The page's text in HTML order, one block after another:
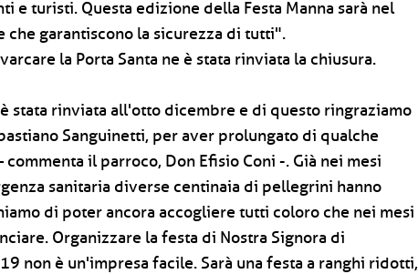
e turisti. Questa edizione della Festa Manna sarà nel
garantiscono la sicurezza di tutti".
la Porta Santa ne è stata rinviata la chiusura.
stata rinviata all'otto dicembre e di questo ringraziamo
Sanguinetti, per aver prolungato di qualche
il parroco, Don Efisio Coni -. Già nei mesi
sanitaria diverse centinaia di pellegrini hanno
di poter ancora accogliere tutti coloro che nei mesi
Organizzare la festa di Nostra Signora di
non è un'impresa facile. Sarà una festa a ranghi ridotti,